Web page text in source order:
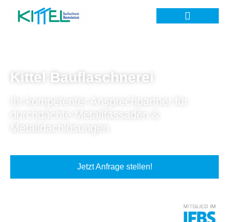
Kittel Bauflaschnerei
Ihr kompetenter Ansprechpartner für
durchdachte Metallfassaden &
Metalldachlösungen.
Jetzt Anfrage stellen!